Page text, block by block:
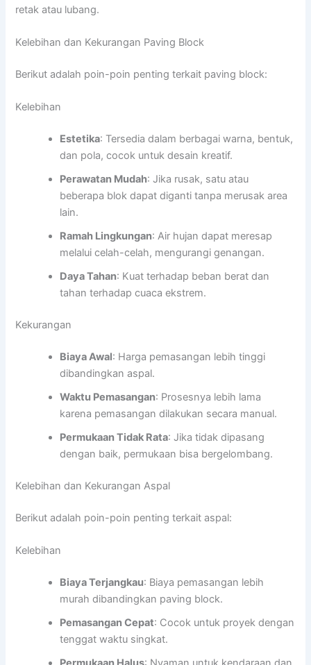
retak atau lubang.
Kelebihan dan Kekurangan Paving Block
Berikut adalah poin-poin penting terkait paving block:
Kelebihan
Estetika: Tersedia dalam berbagai warna, bentuk,
dan pola, cocok untuk desain kreatif.
Perawatan Mudah: Jika rusak, satu atau
beberapa blok dapat diganti tanpa merusak area
lain.
Ramah Lingkungan: Air hujan dapat meresap
melalui celah-celah, mengurangi genangan.
Daya Tahan: Kuat terhadap beban berat dan
tahan terhadap cuaca ekstrem.
Kekurangan
Biaya Awal: Harga pemasangan lebih tinggi
dibandingkan aspal.
Waktu Pemasangan: Prosesnya lebih lama
karena pemasangan dilakukan secara manual.
Permukaan Tidak Rata: Jika tidak dipasang
dengan baik, permukaan bisa bergelombang.
Kelebihan dan Kekurangan Aspal
Berikut adalah poin-poin penting terkait aspal:
Kelebihan
Biaya Terjangkau: Biaya pemasangan lebih
murah dibandingkan paving block.
Pemasangan Cepat: Cocok untuk proyek dengan
tenggat waktu singkat.